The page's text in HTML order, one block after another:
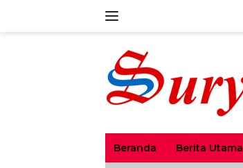
Beranda Berita Utama